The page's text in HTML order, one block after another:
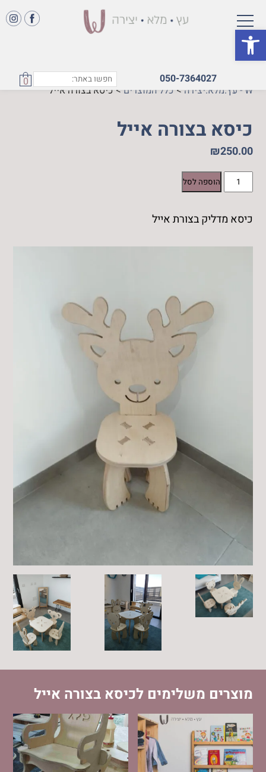
פתח סרגל נגישות
050-7364027
0
W - עץ.מלא.יצירה >כלל המוצרים>כיסא בצורה אייל
כיסא בצורה אייל
₪250.00
כמות
של
בצורה
הוספה לסל
כיסא מדליק בצורת אייל
מוצרים משלימים לכיסא בצורה אייל